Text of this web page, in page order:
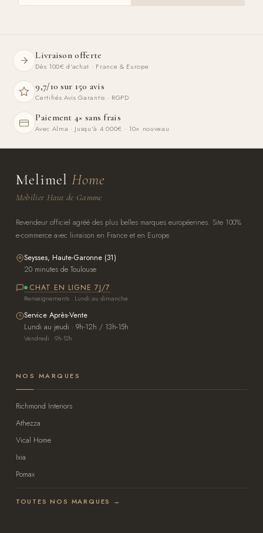
Livraison offerte
Dès 100€ d'achat · France & Europe
9,7/10 sur 150 avis
Certifiés Avis Garantis · RGPD
Paiement 4× sans frais
Avec Alma · Jusqu'à 4 000€ · 10× nouveau
Melimel Home
Mobilier Haut de Gamme
Revendeur officiel agréé des plus belles marques européennes. Site 100%
e-commerce avec livraison en France et en Europe.
Seysses, Haute-Garonne (31)
20 minutes de Toulouse
CHAT EN LIGNE 7J/7
Renseignements · Lundi au dimanche
Service Après-Vente
Lundi au jeudi · 9h-12h / 13h-15h
Vendredi · 9h-12h
NOS MARQUES
Richmond Interiors
Athezza
Vical Home
Ixia
Pomax
TOUTES NOS MARQUES →